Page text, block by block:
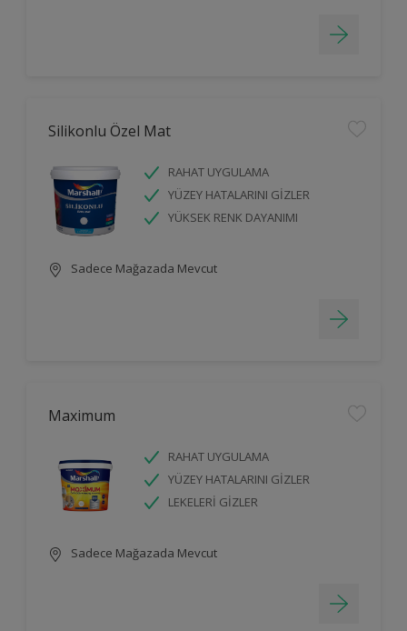
Silikonlu Özel Mat
RAHAT UYGULAMA
YÜZEY HATALARINI GİZLER
YÜKSEK RENK DAYANIMI
Sadece Mağazada Mevcut
Maximum
RAHAT UYGULAMA
YÜZEY HATALARINI GİZLER
LEKELERİ GİZLER
Sadece Mağazada Mevcut